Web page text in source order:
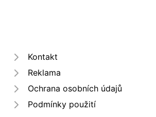
Kontakt
Reklama
Ochrana osobních údajů
Podmínky použití